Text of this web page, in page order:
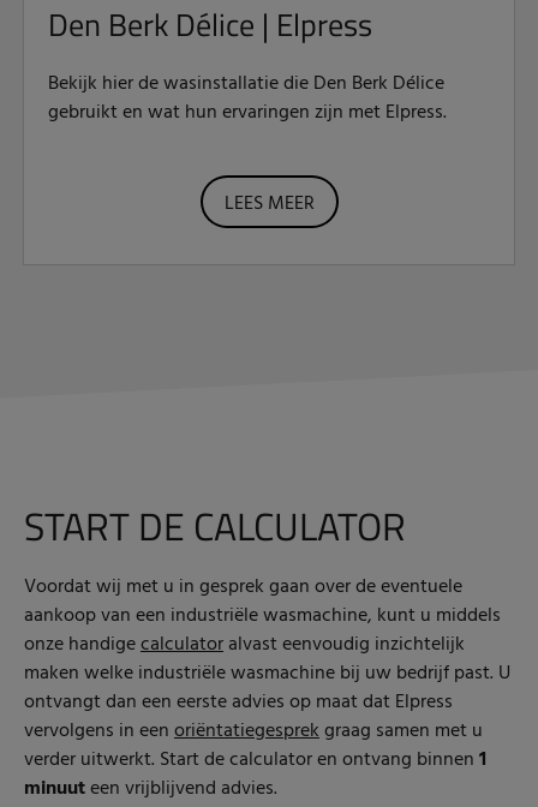
Den Berk Délice | Elpress
Bekijk hier de wasinstallatie die Den Berk Délice
gebruikt en wat hun ervaringen zijn met Elpress.
LEES MEER
START DE CALCULATOR
Voordat wij met u in gesprek gaan over de eventuele
aankoop van een industriële wasmachine, kunt u middels
onze handigecalculatoralvast eenvoudig inzichtelijk
maken welke industriële wasmachine bij uw bedrijf past. U
ontvangt dan een eerste advies op maat dat Elpress
vervolgens in eenoriëntatiegesprekgraag samen met u
verder uitwerkt. Start de calculator en ontvang binnen1
minuuteen vrijblijvend advies.